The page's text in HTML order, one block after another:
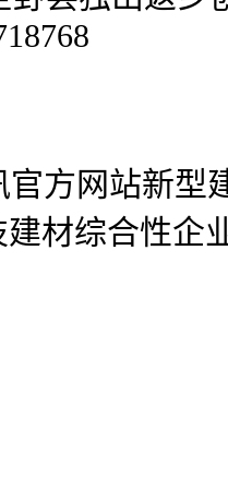
方网站新型
材综合性企